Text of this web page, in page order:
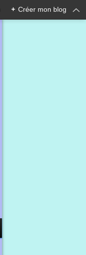
+ Créer mon blog